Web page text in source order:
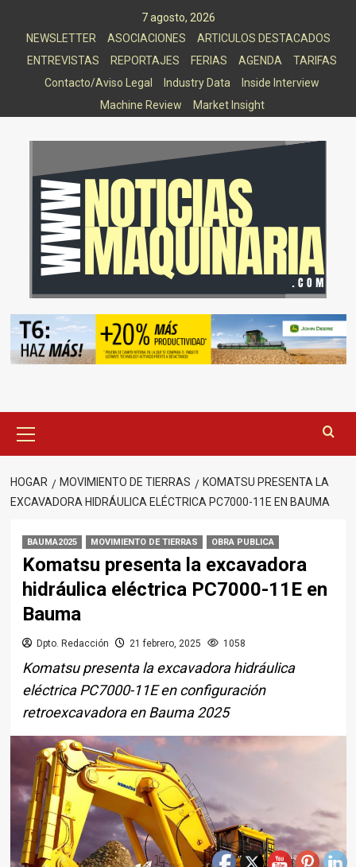
7 agosto, 2026
NEWSLETTER
ASOCIACIONES
ARTICULOS DESTACADOS
ENTREVISTAS
REPORTAJES FERIAS AGENDA
TARIFAS
Contacto/Aviso Legal
Industry Data
Inside Interview
Machine Review
Market Insight
principal
HOGAR MOVIMIENTO DE TIERRAS
KOMATSU PRESENTA LA
EXCAVADORA HIDRÁULICA ELÉCTRICA PC7000-11E EN BAUMA
BAUMA2025 MOVIMIENTO DE TIERRAS OBRA PUBLICA
Komatsu presenta la excavadora
hidráulica eléctrica PC7000-11E en
Bauma
Dpto. Redacción 21 febrero, 2025 1058
Komatsu presenta la excavadora hidráulica
eléctrica PC7000-11E en configuración
retroexcavadora en Bauma 2025